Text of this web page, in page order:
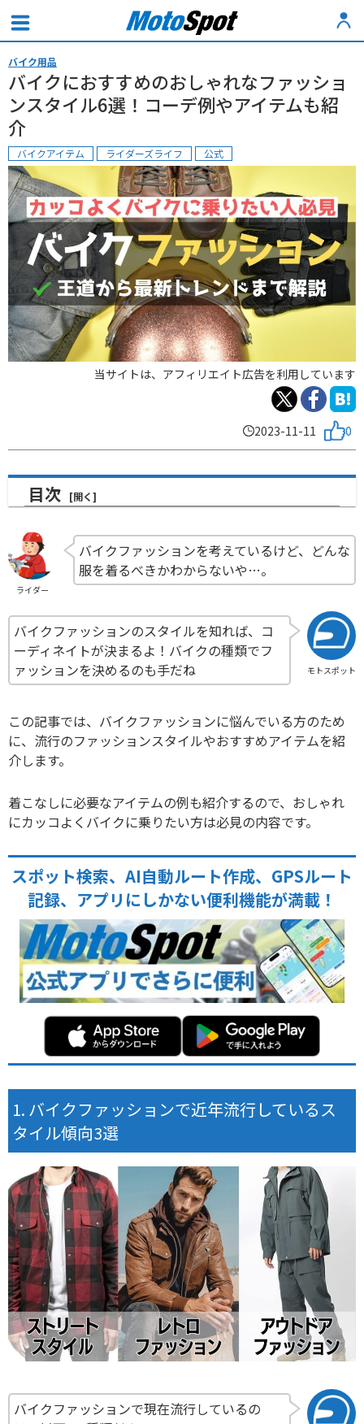
バイク用品
バイクにおすすめのおしゃれなファッショ
ンスタイル6選！コーデ例やアイテムも紹
介
バイクアイテム ライダーズライフ 公式
当サイトは、アフィリエイト広告を利用しています
2023-11-11 0
目次
ライダー
バイクファッションを考えているけど、どんな
服を着るべきかわからないや…。
モトスポット
バイクファッションのスタイルを知れば、コ
ーディネイトが決まるよ！バイクの種類でフ
ァッションを決めるのも手だね
この記事では、バイクファッションに悩んでいる方のため
に、流行のファッションスタイルやおすすめアイテムを紹
介します。
着こなしに必要なアイテムの例も紹介するので、おしゃれ
にカッコよくバイクに乗りたい方は必見の内容です。
スポット検索、AI自動ルート作成、GPSルート
記録、アプリにしかない便利機能が満載！
バイクファッションで近年流行しているス
タイル傾向3選
バイクファッションで現在流行しているの